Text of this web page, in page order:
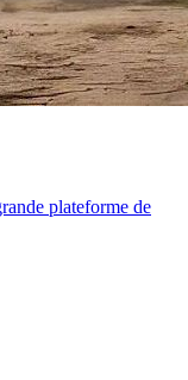
plateforme de